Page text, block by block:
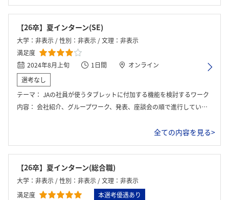
【26卒】夏インターン(SE)
大学：非表示 / 性別：非表示 / 文理：非表示
満足度
2024年8月上旬
1日間
オンライン
選考なし
テーマ： JAの社員が使うタブレットに付加する機能を検討するワーク
内容： 会社紹介、グループワーク、発表、座談会の順で進行していた。グループワーク中に昼休みがあるが、各自で時間の使い方を決められる。
全ての内容を見る>
【26卒】夏インターン(総合職)
大学：非表示 / 性別：非表示 / 文理：非表示
満足度
本選考優遇あり
ログイン・会員登録